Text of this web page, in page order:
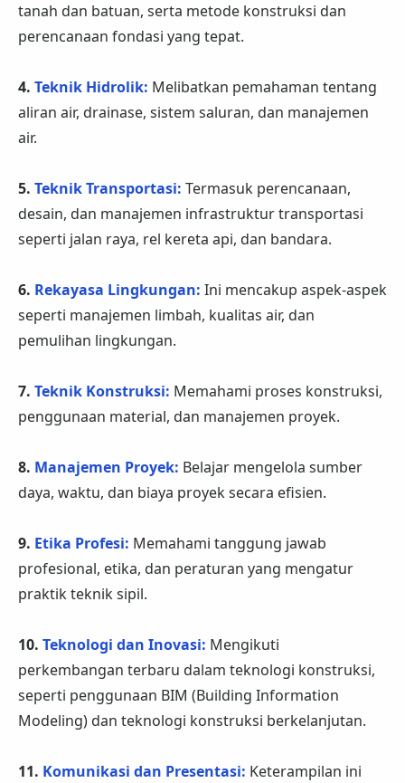
tanah dan batuan, serta metode konstruksi dan
perencanaan fondasi yang tepat.
4. Teknik Hidrolik: Melibatkan pemahaman tentang
aliran air, drainase, sistem saluran, dan manajemen
air.
5. Teknik Transportasi: Termasuk perencanaan,
desain, dan manajemen infrastruktur transportasi
seperti jalan raya, rel kereta api, dan bandara.
6. Rekayasa Lingkungan: Ini mencakup aspek-aspek
seperti manajemen limbah, kualitas air, dan
pemulihan lingkungan.
7. Teknik Konstruksi: Memahami proses konstruksi,
penggunaan material, dan manajemen proyek.
8. Manajemen Proyek: Belajar mengelola sumber
daya, waktu, dan biaya proyek secara efisien.
9. Etika Profesi: Memahami tanggung jawab
profesional, etika, dan peraturan yang mengatur
praktik teknik sipil.
10. Teknologi dan Inovasi: Mengikuti
perkembangan terbaru dalam teknologi konstruksi,
seperti penggunaan BIM (Building Information
Modeling) dan teknologi konstruksi berkelanjutan.
11. Komunikasi dan Presentasi: Keterampilan ini